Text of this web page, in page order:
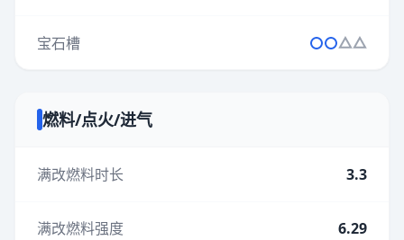
宝石槽
燃料/点火/进气
满改燃料时长 3.3
满改燃料强度 6.29